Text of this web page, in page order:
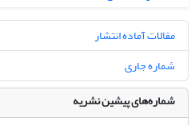
مقالات آماده انتشار
شماره جاری
شماره‌های پیشین نشریه